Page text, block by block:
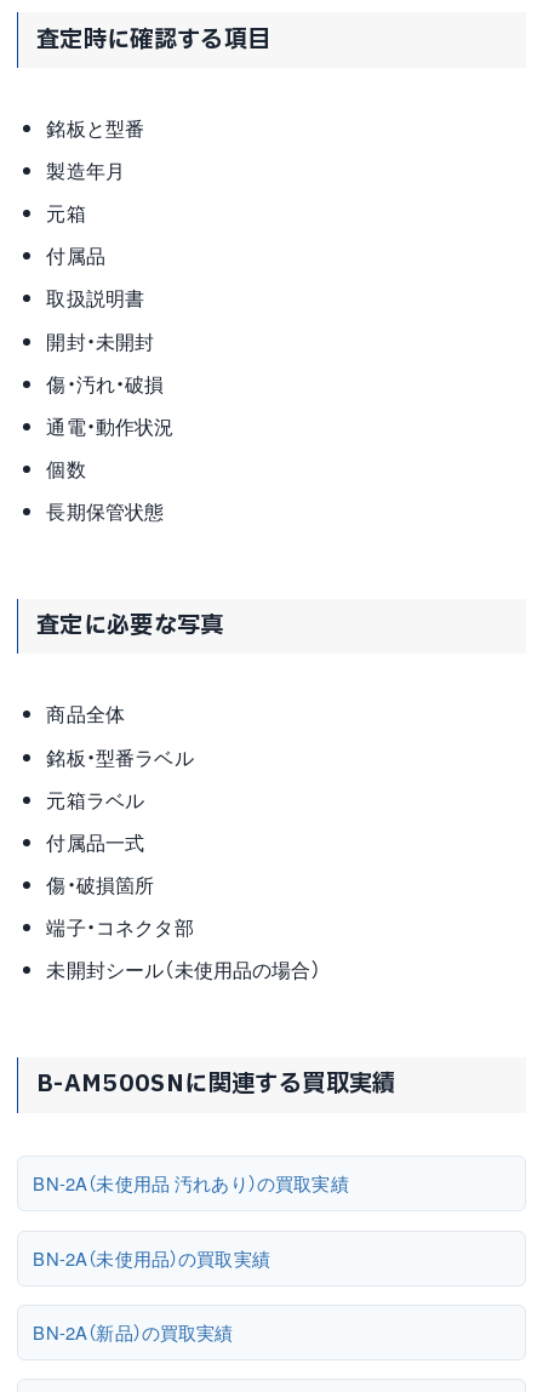
査定時に確認する項目
銘板と型番
製造年月
元箱
付属品
取扱説明書
開封・未開封
傷・汚れ・破損
通電・動作状況
個数
長期保管状態
査定に必要な写真
商品全体
銘板・型番ラベル
元箱ラベル
付属品一式
傷・破損箇所
端子・コネクタ部
未開封シール（未使用品の場合）
B-AM500SNに関連する買取実績
BN-2A（未使用品 汚れあり）の買取実績
BN-2A（未使用品）の買取実績
BN-2A（新品）の買取実績